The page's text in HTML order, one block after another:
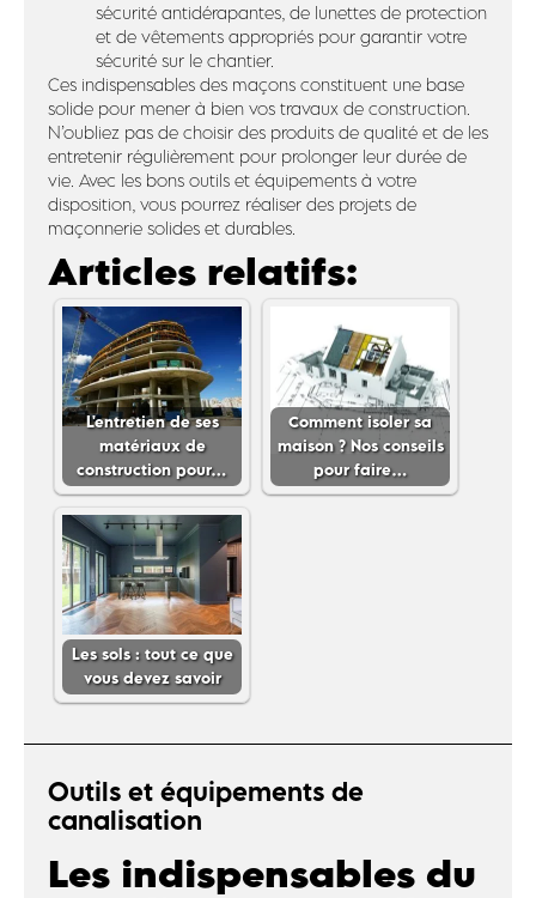
sécurité antidérapantes, de lunettes de protection
et de vêtements appropriés pour garantir votre
sécurité sur le chantier.
Ces indispensables des maçons constituent une base
solide pour mener à bien vos travaux de construction.
N’oubliez pas de choisir des produits de qualité et de les
entretenir régulièrement pour prolonger leur durée de
vie. Avec les bons outils et équipements à votre
disposition, vous pourrez réaliser des projets de
maçonnerie solides et durables.
Articles relatifs:
L'entretien de ses
matériaux de
construction pour…
Comment isoler sa
maison ? Nos conseils
pour faire…
Les sols : tout ce que
vous devez savoir
Outils et équipements de
canalisation
Les indispensables du